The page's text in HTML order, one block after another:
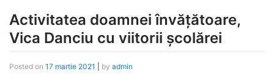
Activitatea doamnei învățătoare,
Vica Danciu cu viitorii școlărei
Posted on 17 martie 2021 by admin